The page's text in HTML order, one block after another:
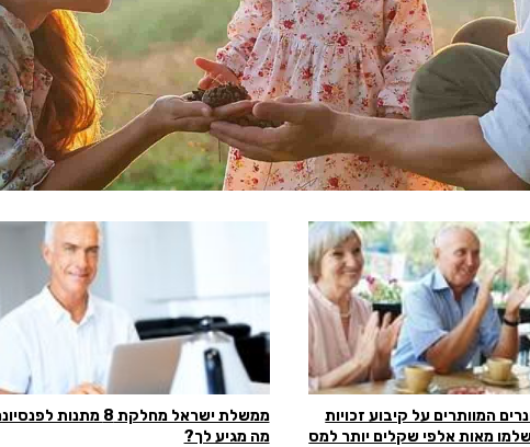
המוותרים על קיבוע זכויות
מאות אלפי שקלים יותר למס
ממשלת ישראל מחלקת 8 מתנות
מה מגיע לך?